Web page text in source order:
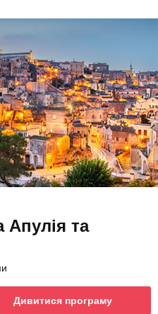
Апулія та
Дивитися програму